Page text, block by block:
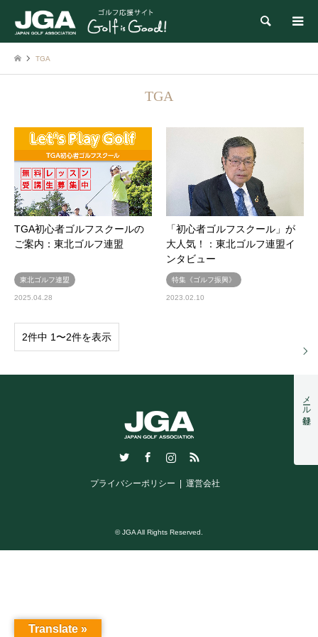
検索
TGA
TGA
TGA初心者ゴルフスクールの
ご案内：東北ゴルフ連盟
東北ゴルフ連盟
2025.04.28
「初心者ゴルフスクール」が
大人気！：東北ゴルフ連盟イ
ンタビュー
特集《ゴルフ振興》
2023.02.10
2件中 1〜2件を表示
RSS
プライバシーポリシー 運営会社
© JGA All Rights Reserved.
メール登録
Translate »